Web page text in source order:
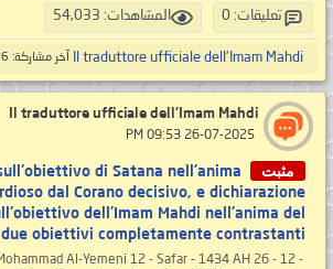
تعليقات: 0 المشاهدات: 54,033
Il traduttore ufficiale dell'Imam Mahdi آخر مشاركة: 26-07-2025,
Il traduttore ufficiale dell'Imam Mahdi
مثبت
di Satana nell'anima
dal Corano decisivo, e dichiarazione
dell'Imam Mahdi nell'anima del
due obiettivi completamente contrastanti..
Al-Yemeni 12 - Safar - 1434 AH 26 - 12 -